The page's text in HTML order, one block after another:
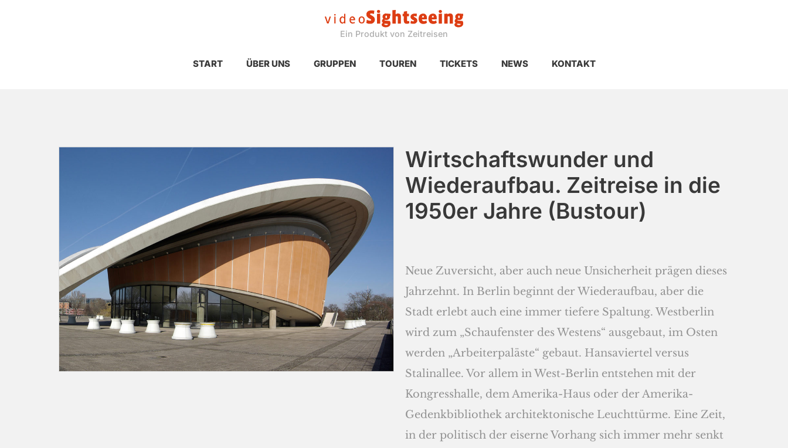
Ein Produkt von Zeitreisen
START ÜBER UNS GRUPPEN TOUREN TICKETS NEWS KONTAKT
Wirtschaftswunder und
Wiederaufbau. Zeitreise in die
1950er Jahre (Bustour)
Neue Zuversicht, aber auch neue Unsicherheit prägen dieses
Jahrzehnt. In Berlin beginnt der Wiederaufbau, aber die
Stadt erlebt auch eine immer tiefere Spaltung. Westberlin
wird zum „Schaufenster des Westens“ ausgebaut, im Osten
werden „Arbeiterpaläste“ gebaut. Hansaviertel versus
Stalinallee. Vor allem in West-Berlin entstehen mit der
Kongresshalle, dem Amerika-Haus oder der Amerika-
Gedenkbibliothek architektonische Leuchttürme. Eine Zeit,
in der politisch der eiserne Vorhang sich immer mehr senkt